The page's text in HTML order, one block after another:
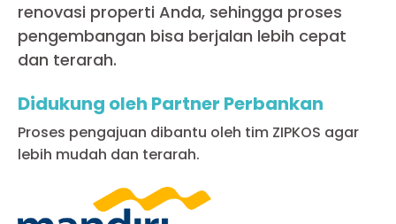
renovasi properti Anda, sehingga proses
pengembangan bisa berjalan lebih cepat
dan terarah.
Didukung oleh Partner Perbankan
Proses pengajuan dibantu oleh tim ZIPKOS agar
lebih mudah dan terarah.